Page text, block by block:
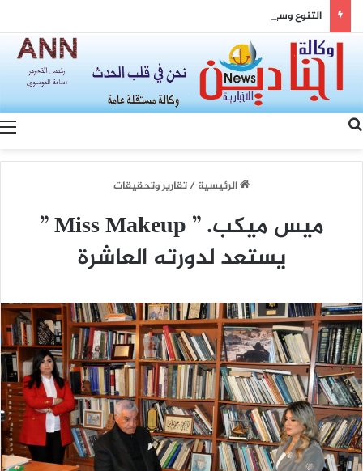
الرئيسية/تقارير وتحقيقات
ميس ميكب. ” Miss Makeup ”
يستعد لدورته العاشرة